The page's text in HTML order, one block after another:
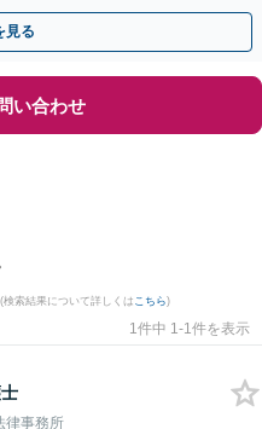
】
見る
い合わせ
(検索結果について詳しくは こちら)
1件中 1-1件を表示
律事務所